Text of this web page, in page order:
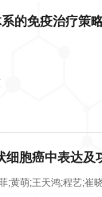
的免疫治疗策
细胞癌中表达及
;黄萌;王天鸿;程艺;崔